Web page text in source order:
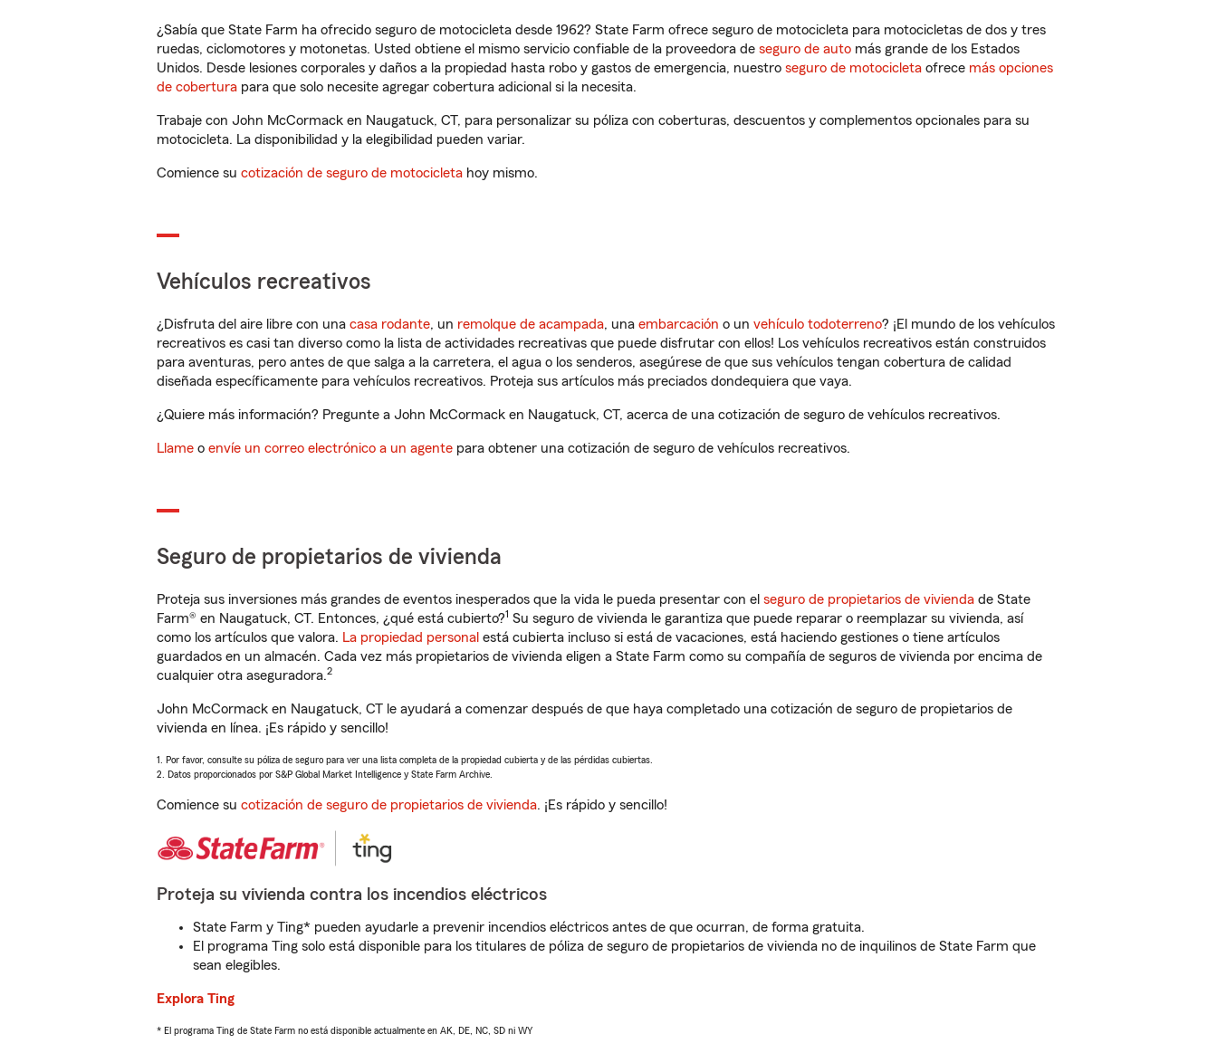
¿Sabía que State Farm ha ofrecido seguro de motocicleta desde 1962? State Farm ofrece seguro de motocicleta para motocicletas de dos y tres
ruedas, ciclomotores y motonetas. Usted obtiene el mismo servicio confiable de la proveedora de seguro de auto más grande de los Estados
Unidos. Desde lesiones corporales y daños a la propiedad hasta robo y gastos de emergencia, nuestro seguro de motocicleta ofrece más opciones
de cobertura para que solo necesite agregar cobertura adicional si la necesita.
Trabaje con John McCormack en Naugatuck, CT, para personalizar su póliza con coberturas, descuentos y complementos opcionales para su
motocicleta. La disponibilidad y la elegibilidad pueden variar.
Comience su cotización de seguro de motocicleta hoy mismo.
Vehículos recreativos
¿Disfruta del aire libre con una casa rodante, un remolque de acampada, una embarcación o un vehículo todoterreno? ¡El mundo de los vehículos
recreativos es casi tan diverso como la lista de actividades recreativas que puede disfrutar con ellos! Los vehículos recreativos están construidos
para aventuras, pero antes de que salga a la carretera, el agua o los senderos, asegúrese de que sus vehículos tengan cobertura de calidad
diseñada específicamente para vehículos recreativos. Proteja sus artículos más preciados dondequiera que vaya.
¿Quiere más información? Pregunte a John McCormack en Naugatuck, CT, acerca de una cotización de seguro de vehículos recreativos.
Llame o envíe un correo electrónico a un agente para obtener una cotización de seguro de vehículos recreativos.
Seguro de propietarios de vivienda
Proteja sus inversiones más grandes de eventos inesperados que la vida le pueda presentar con el seguro de propietarios de vivienda de State
Farm® en Naugatuck, CT. Entonces, ¿qué está cubierto?1 Su seguro de vivienda le garantiza que puede reparar o reemplazar su vivienda, así
como los artículos que valora. La propiedad personal está cubierta incluso si está de vacaciones, está haciendo gestiones o tiene artículos
guardados en un almacén. Cada vez más propietarios de vivienda eligen a State Farm como su compañía de seguros de vivienda por encima de
cualquier otra aseguradora.2
John McCormack en Naugatuck, CT le ayudará a comenzar después de que haya completado una cotización de seguro de propietarios de
vivienda en línea. ¡Es rápido y sencillo!
1. Por favor, consulte su póliza de seguro para ver una lista completa de la propiedad cubierta y de las pérdidas cubiertas.
2. Datos proporcionados por S&P Global Market Intelligence y State Farm Archive.
Comience su cotización de seguro de propietarios de vivienda. ¡Es rápido y sencillo!
Proteja su vivienda contra los incendios eléctricos
State Farm y Ting* pueden ayudarle a prevenir incendios eléctricos antes de que ocurran, de forma gratuita.
El programa Ting solo está disponible para los titulares de póliza de seguro de propietarios de vivienda no de inquilinos de State Farm que
sean elegibles.
Explora Ting
* El programa Ting de State Farm no está disponible actualmente en AK, DE, NC, SD ni WY